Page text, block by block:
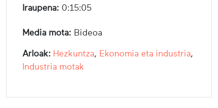
Iraupena: 0:15:05
Media mota: Bideoa
Arloak: Hezkuntza, Ekonomia eta industria,
Industria motak